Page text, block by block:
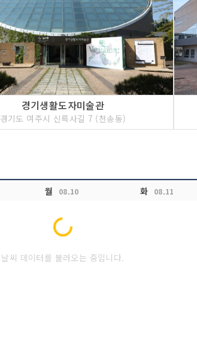
경기생활도자미술관
경기도 여주시 신륵사길 7 (천송동)
월 08.10 화 08.11
Loading...
날씨 데이터를 불러오는 중입니다.